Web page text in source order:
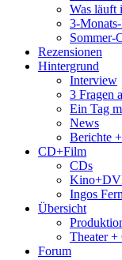
Was läuft
3-
Sommer-
Rezensionen
Hintergrund
Interview
3 Fragen
Ein Tag
News
Berichte
CD+Film
CDs
Ingos
Übersicht
Theater +
Forum